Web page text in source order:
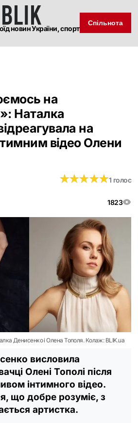
новин України, спорт
Спільнота
на
Наталка
на
відео Олени
1823
★★★★★
★★★★★1 голос
Денисенко і Олена Тополя. Колаж: BLIK.ua
висловила
Олені Тополі після
інтимного відео.
що добре розуміє, з
артистка.